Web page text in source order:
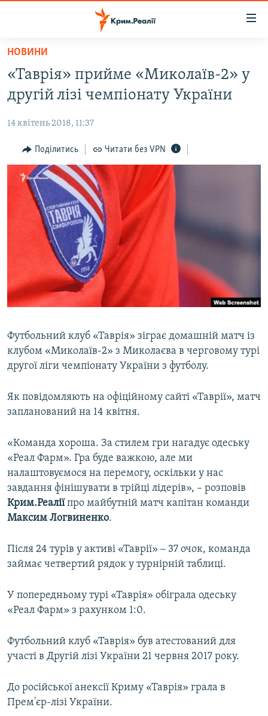
Перейти
основного
матеріалу
Перейти
до
навігації
Перейти
пошуку
ВОДА.КРИМ
ВІДЕО ТА ФОТО
ПОЛІТИКА
БЛОГИ
ПОГЛЯД
ІНТЕРВ'Ю
ВСЕ ЗА ДЕНЬ
СПЕЦПРОЕКТИ
ДЕПОРТАЦІЯ
ВІДЕОУРОКИ «ELIFBE»
СВІДЧЕННЯ ОКУПАЦІЇ
ІНФОГРАФІКА
ЯК ОБІЙТИ БЛОКУВАННЯ
Русский
Qırımtatar
ДОЛУЧАЙСЯ!
Усі сайти RFE/RL
НОВИНИ
«Таврія» прийме «Миколаїв-2» у
другій лізі чемпіонату України
14 квітень 2018, 11:37
Поділитись Читати без VPN
Футбольний клуб «Таврія» зіграє домашній матч із
клубом «Миколаїв-2» з Миколаєва в черговому турі
другої ліги чемпіонату України з футболу.
Як повідомляють на офіційному сайті «Таврії», матч
запланований на 14 квітня.
«Команда хороша. За стилем гри нагадує одеську
«Реал Фарм». Гра буде важкою, але ми
налаштовуємося на перемогу, оскільки у нас
завдання фінішувати в трійці лідерів», – розповів
Крим.Реаліїпро майбутній матч капітан команди
Максим Логвиненко.
Після 24 турів у активі «Таврії» ‒ 37 очок, команда
займає четвертий рядок у турнірній таблиці.
У попередньому турі «Таврія» обіграла одеську
«Реал Фарм» з рахунком 1:0.
Футбольний клуб «Таврія» був атестований для
участі в Другій лізі України 21 червня 2017 року.
До російської анексії Криму «Таврія» грала в
Прем'єр-лізі України.